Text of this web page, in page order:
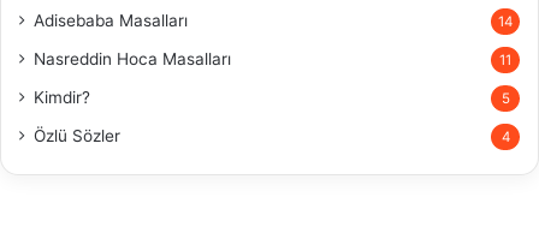
Adisebaba Masalları 14
Nasreddin Hoca Masalları 11
Kimdir? 5
Özlü Sözler 4